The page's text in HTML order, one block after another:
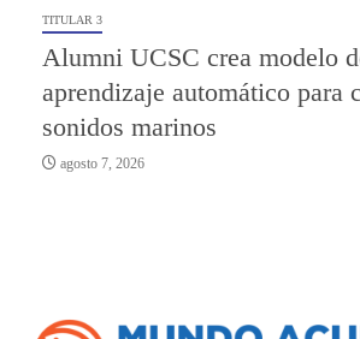
TITULAR 3
Alumni UCSC crea modelo
aprendizaje automático para
sonidos marinos
agosto 7, 2026